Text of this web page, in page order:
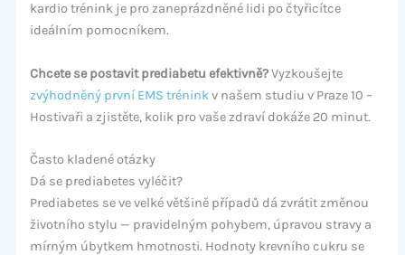
kardio trénink je pro zaneprázdněné lidi po čtyřicítce
ideálním pomocníkem.
Chcete se postavit prediabetu efektivně?Vyzkoušejte
zvýhodněný první EMS tréninkv našem studiu v Praze 10 –
Hostivaři a zjistěte, kolik pro vaše zdraví dokáže 20 minut.
Často kladené otázky
Dá se prediabetes vyléčit?
Prediabetes se ve velké většině případů dá zvrátit změnou
životního stylu — pravidelným pohybem, úpravou stravy a
mírným úbytkem hmotnosti. Hodnoty krevního cukru se